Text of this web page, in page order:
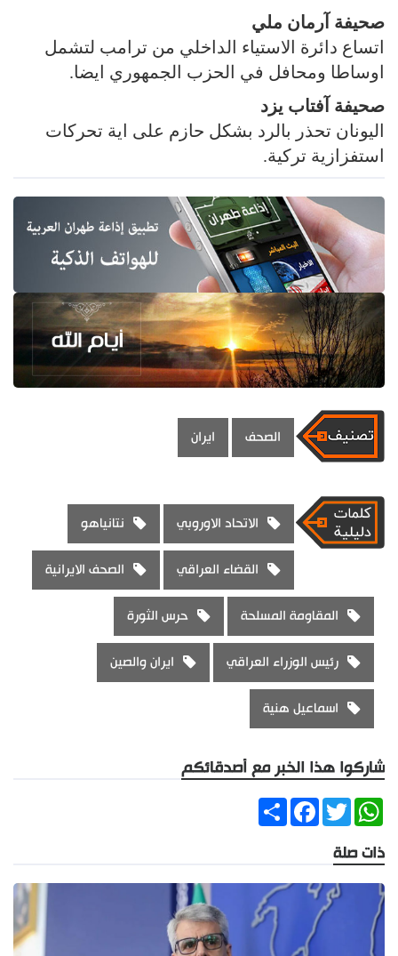
صحيفة آرمان ملي
اتساع دائرة الاستياء الداخلي من ترامب لتشمل
اوساطا ومحافل في الحزب الجمهوري ايضا.
صحيفة آفتاب يزد
اليونان تحذر بالرد بشكل حازم على اية تحركات
استفزازية تركية.
الصحف ايران
الاتحاد الاوروبي نتانياهو
القضاء العراقي الصحف الايرانية
المقاومة المسلحة حرس الثورة
رئيس الوزراء العراقي ايران والصين
اسماعيل هنية
شاركوا هذا الخبر مع أصدقائكم
ShareFacebookTwitter
WhatsApp
ذات صلة